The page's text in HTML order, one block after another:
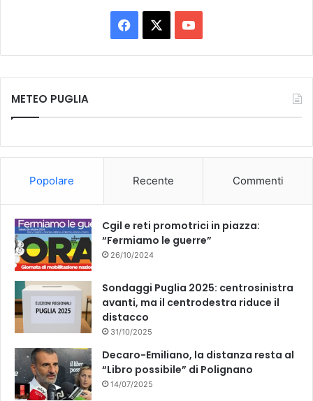
a
c
k
o
u
METEO PUGLIA
Popolare Recente Commenti
Cgil e reti promotrici in piazza:
“Fermiamo le guerre”
26/10/2024
Sondaggi Puglia 2025: centrosinistra
avanti, ma il centrodestra riduce il
distacco
31/10/2025
Decaro-Emiliano, la distanza resta al
“Libro possibile” di Polignano
14/07/2025